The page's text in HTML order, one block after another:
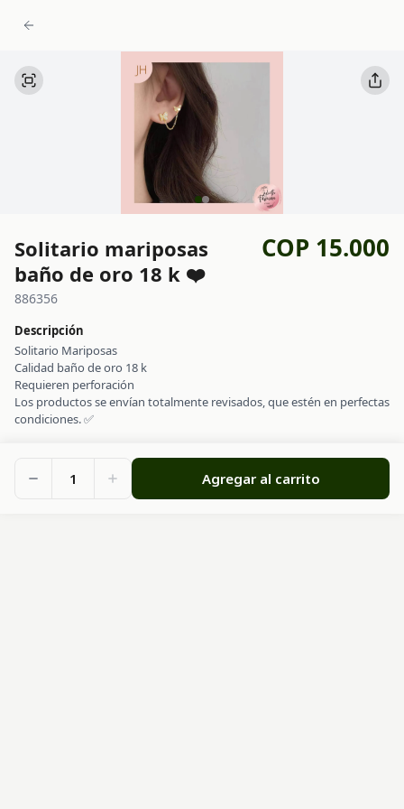
Solitario mariposas
baño de oro 18 k ❤️
COP 15.000
886356
Descripción
Solitario Mariposas
Calidad baño de oro 18 k
Requieren perforación
Los productos se envían totalmente revisados, que estén en perfectas
condiciones. ✅
1 Agregar al carrito